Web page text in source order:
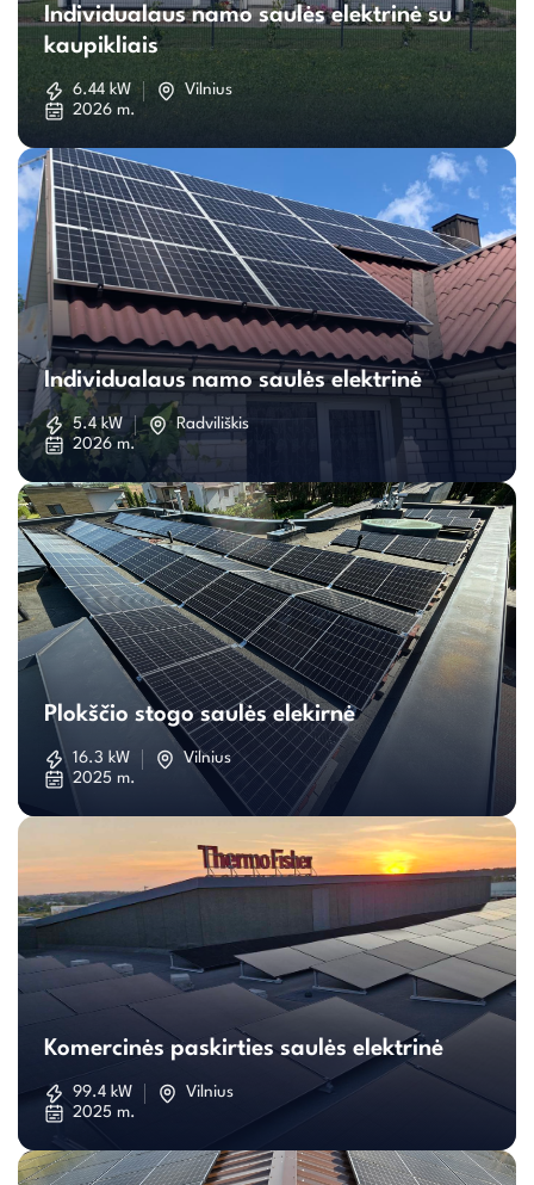
namo
saulės
kaupikliais
Individualaus namo saulės elektrinė su
kaupikliais
6.44 kW
Vilnius
2026 m.
Individualaus
namo
saulės
Individualaus namo saulės elektrinė
5.4 kW
Radviliškis
2026 m.
Plokščio
stogo
saulės
elekirnė
Plokščio stogo saulės elekirnė
16.3 kW
Vilnius
2025 m.
Komercinės
paskirties
saulės
elektrinė
Komercinės paskirties saulės elektrinė
99.4 kW
Vilnius
2025 m.